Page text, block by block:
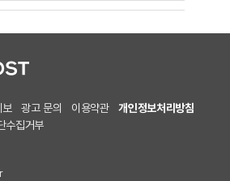
보 광고 문의 이용약관
개인정보처리방침
수집거부